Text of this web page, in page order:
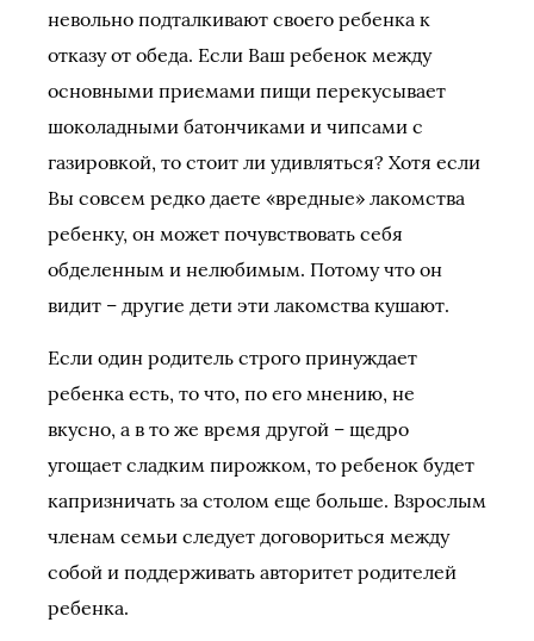
невольно подталкивают своего ребенка к
отказу от обеда. Если Ваш ребенок между
основными приемами пищи перекусывает
шоколадными батончиками и чипсами с
газировкой, то стоит ли удивляться? Хотя если
Вы совсем редко даете «вредные» лакомства
ребенку, он может почувствовать себя
обделенным и нелюбимым. Потому что он
видит – другие дети эти лакомства кушают.
Если один родитель строго принуждает
ребенка есть, то что, по его мнению, не
вкусно, а в то же время другой – щедро
угощает сладким пирожком, то ребенок будет
капризничать за столом еще больше. Взрослым
членам семьи следует договориться между
собой и поддерживать авторитет родителей
ребенка.